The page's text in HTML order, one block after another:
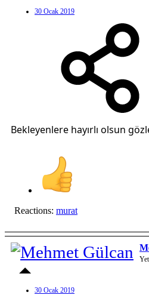
30 Ocak 2019
Bekleyenlere hayırlı olsun
Reactions: murat
30 Ocak 2019